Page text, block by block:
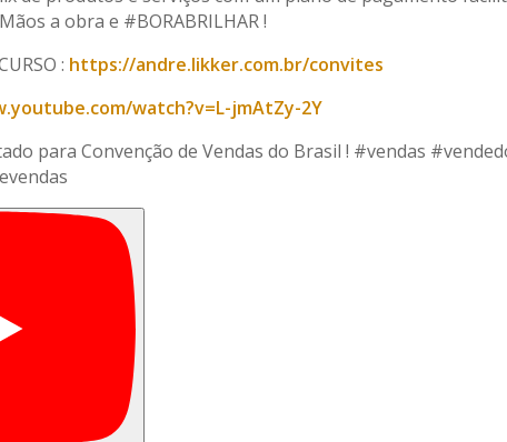
a obra e #BORABRILHAR !
: https://andre.likker.com.br/convites
watch?v=L-jmAtZy-2Y
para Convenção de Vendas do Brasil ! #vendas